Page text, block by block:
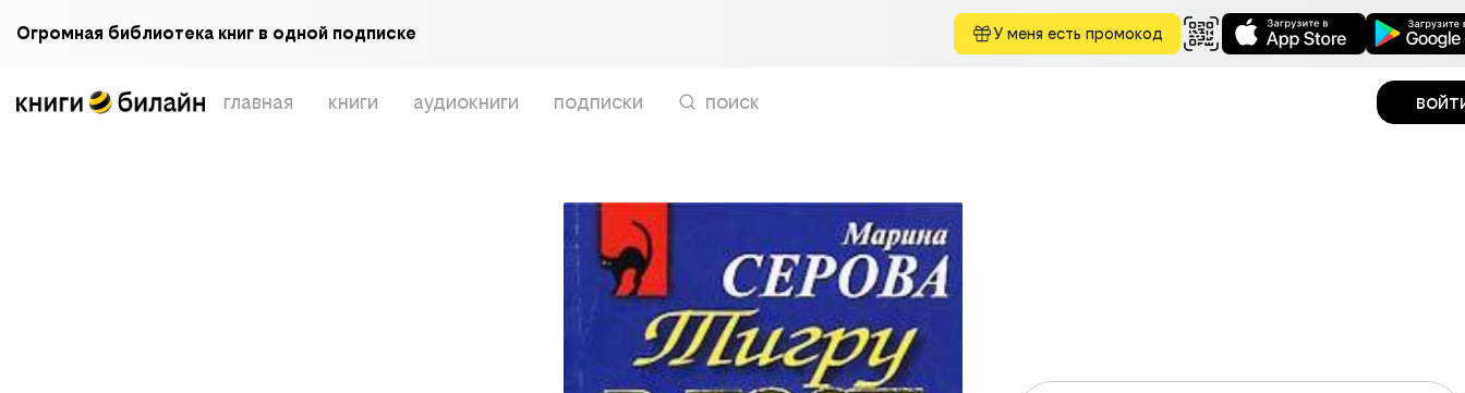
Огромная библиотека книг в одной подписке У меня есть промокод
главная книги аудиокниги подписки поиск